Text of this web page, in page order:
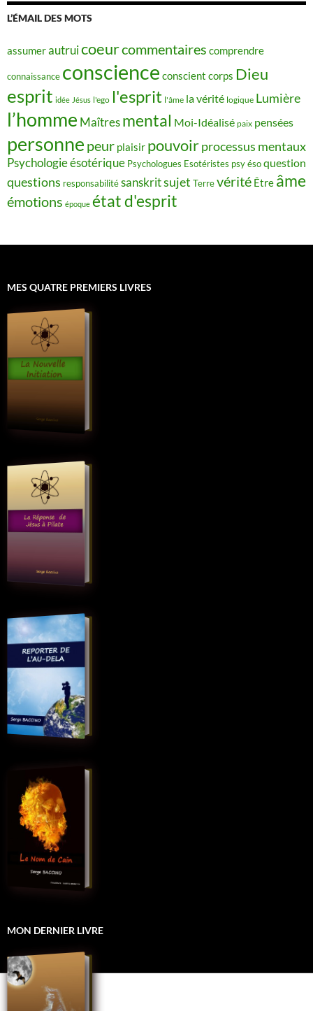
L’ÉMAIL DES MOTS
assumerautruicoeurcommentaires comprendre
connaissance conscience conscient corps Dieu
esprit idée Jésus l'ego l'esprit l'âme la vérité logique Lumière
l’homme Maîtres mental Moi-Idéalisé paix pensées
personne peur plaisir pouvoirprocessus mentaux
Psychologie ésotérique Psychologues Esotéristes psy ésoquestion
questions responsabilitésanskritsujet Terrevérité Être âme
émotions époque état d'esprit
MES QUATRE PREMIERS LIVRES
MON DERNIER LIVRE